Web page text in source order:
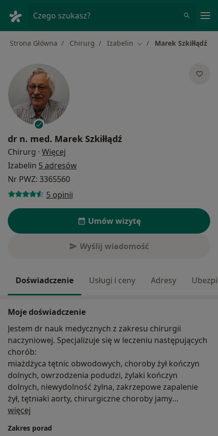
Czego szukasz?
Strona Główna Chirurg Izabelin Zmień miasto
Marek Szkiłłądź
dr n. med. Marek Szkiłłądź
Chirurg · Więcej
Izabelin 5 adresów
Nr PWZ: 3365560
5 opinii
Umów wizytę
Wyślij wiadomość
Doświadczenie Usługi i ceny Adresy
Moje doświadczenie
Jestem dr nauk medycznych z zakresu chirurgii
naczyniowej. Specjalizuje się w leczeniu następujących
chorób:
miażdżyca tętnic obwodowych, choroby żył kończyn
dolnych, owrzodzenia podudzi, żylaki kończyn
dolnych, niewydolność żylna, zakrzepowe zapalenie
żył, tętniaki aorty, chirurgiczne choroby jamy
brzusznej, przepukliny.
Doppler żył i tętnic kończyn górnych i dolnych.
więcej
Zakres porad